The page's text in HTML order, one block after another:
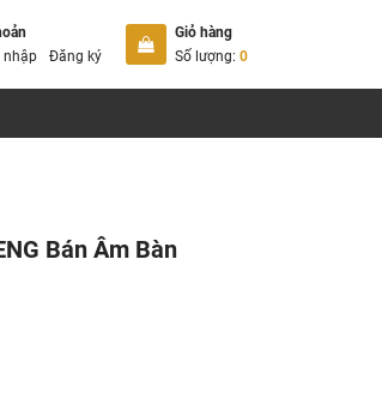
nhập
Đăng ký
Giỏ hàng
Số lượng: 0
Bán Âm Bàn